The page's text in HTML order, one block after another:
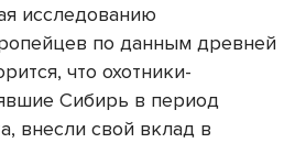
исследованию
по данным древней
что охотники-
Сибирь в период
внесли свой вклад в